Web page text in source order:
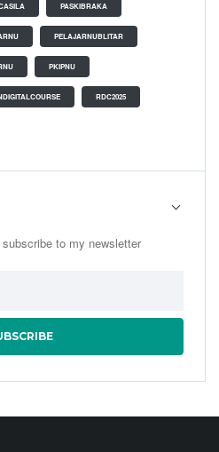
PASKIBRAKA
PELAJARNUBLITAR
PKIPNU
RDC2025
to my newsletter